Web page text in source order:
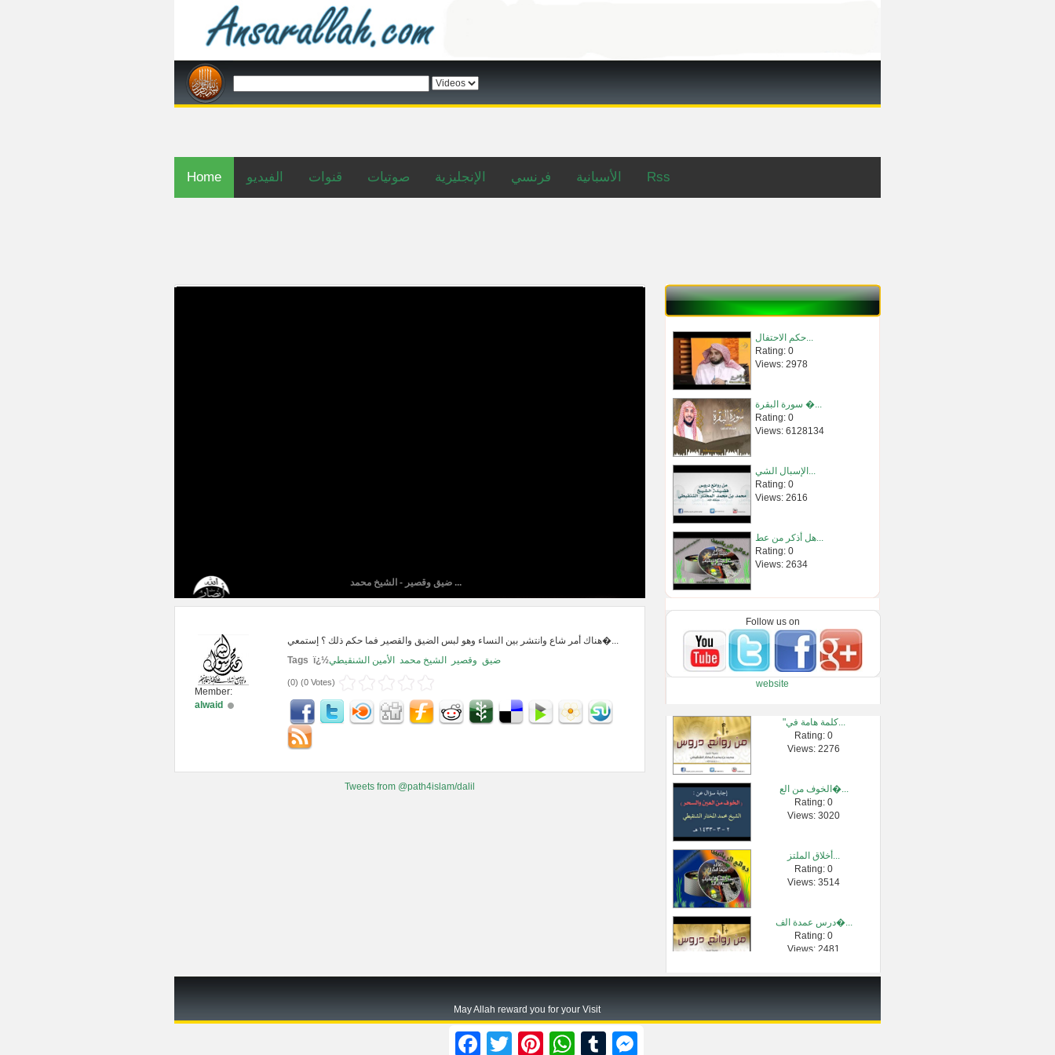
Home الفيديو قنوات صوتيات الإنجليزية فرنسي الأسبانية Rss
ضيق وقصير - الشيخ محمد ...
Member:
alwaid
هناك أمر شاع وانتشر بين النساء وهو لبس الضيق والقصير فما حكم ذلك ؟ إستمعي�...
Tags ï¿½
ضيق وقصير الشيخ محمد الأمين الشنقيطي
(0) (0 Votes)
Tweets from @path4islam/dalil
حكم الاحتفال...
Rating: 0
Views: 2978
سورة البقرة �...
Rating: 0
Views: 6128134
الإسبال الشي...
Rating: 0
Views: 2616
هل أذكر من عط...
Rating: 0
Views: 2634
Rating: 0
Views: 5073
سورة البقرة �...
Rating: 0
شرح لمعة الا�...
Rating: 0
فضل الصلاة ع�...
Rating: 0
بيان العلة م�...
Rating: 0
الشيخ عبدالر...
Rating: 0
Follow us on
website
"كلمة هامة في...
Rating: 0
Views: 2276
الخوف من الع�...
Rating: 0
Views: 3020
أخلاق الملتز...
Rating: 0
Views: 3514
درس عمدة الف�...
Rating: 0
Views: 2481
May Allah reward you for your Visit
FacebookTwitter Pinterest WhatsAppTumblr